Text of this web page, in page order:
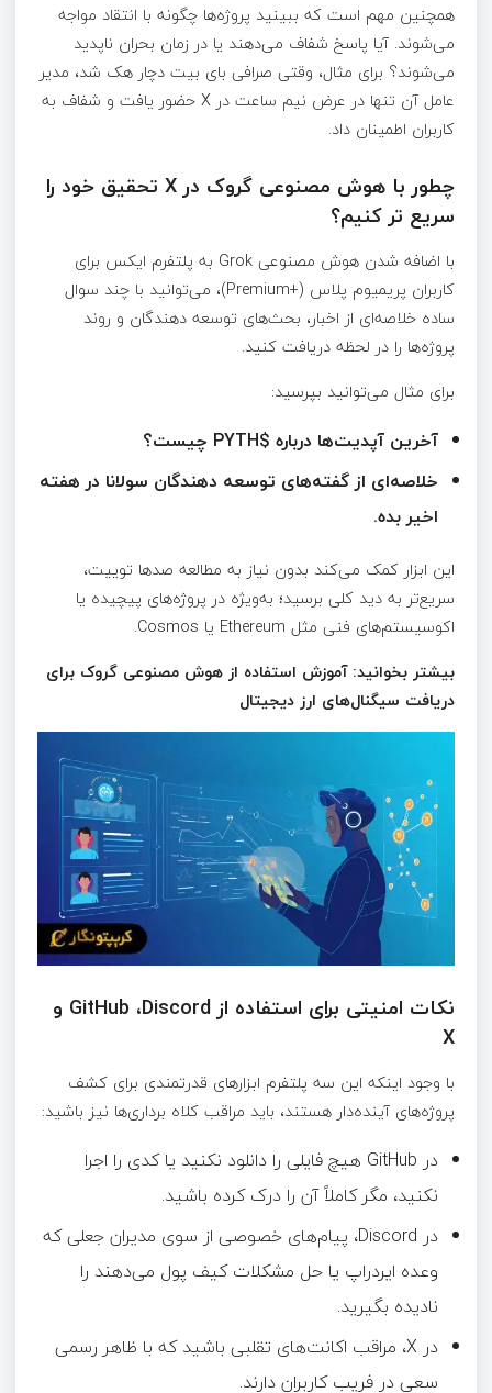
همچنین مهم است که ببینید پروژه‌ها چگونه با انتقاد مواجه
می‌شوند. آیا پاسخ شفاف می‌دهند یا در زمان بحران ناپدید
می‌شوند؟ برای مثال، وقتی صرافی بای بیت دچار هک شد، مدیر
عامل آن تنها در عرض نیم ساعت در X حضور یافت و شفاف به
کاربران اطمینان داد.
چطور با هوش مصنوعی گروک در X تحقیق خود را
سریع تر کنیم؟
با اضافه شدن هوش مصنوعی Grok به پلتفرم ایکس برای
کاربران پریمیوم پلاس (+Premium)، می‌توانید با چند سوال
ساده خلاصه‌ای از اخبار، بحث‌های توسعه‌ دهندگان و روند
پروژه‌ها را در لحظه دریافت کنید.
برای مثال می‌توانید بپرسید:
آخرین آپدیت‌ها درباره $PYTH چیست؟
خلاصه‌ای از گفته‌های توسعه‌ دهندگان سولانا در هفته
اخیر بده.
این ابزار کمک می‌کند بدون نیاز به مطالعه صدها توییت،
سریع‌تر به دید کلی برسید؛ به‌ویژه در پروژه‌های پیچیده یا
اکوسیستم‌های فنی مثل Ethereum یا Cosmos.
بیشتر بخوانید: آموزش استفاده از هوش مصنوعی گروک برای
دریافت سیگنال‌های ارز دیجیتال
نکات امنیتی برای استفاده از GitHub ،Discord و
X
با وجود اینکه این سه پلتفرم ابزارهای قدرتمندی برای کشف
پروژه‌های آینده‌دار هستند، باید مراقب کلاه‌ برداری‌ها نیز باشید:
در GitHub هیچ فایلی را دانلود نکنید یا کدی را اجرا
نکنید، مگر کاملاً آن را درک کرده باشید.
در Discord، پیام‌های خصوصی از سوی مدیران جعلی که
وعده ایردراپ یا حل مشکلات کیف پول می‌دهند را
نادیده بگیرید.
در X، مراقب اکانت‌های تقلبی باشید که با ظاهر رسمی
سعی در فریب کاربران دارند.